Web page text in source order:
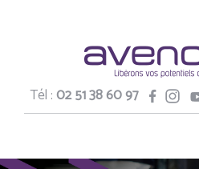
Tél :02 51 38 60 97